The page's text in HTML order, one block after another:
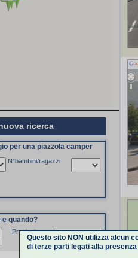
ricerca
per una piazzola camper
N°bambini/ragazzi
Provincia
e quando?
Questo sito NON utilizza alcun
di terze parti legati alla